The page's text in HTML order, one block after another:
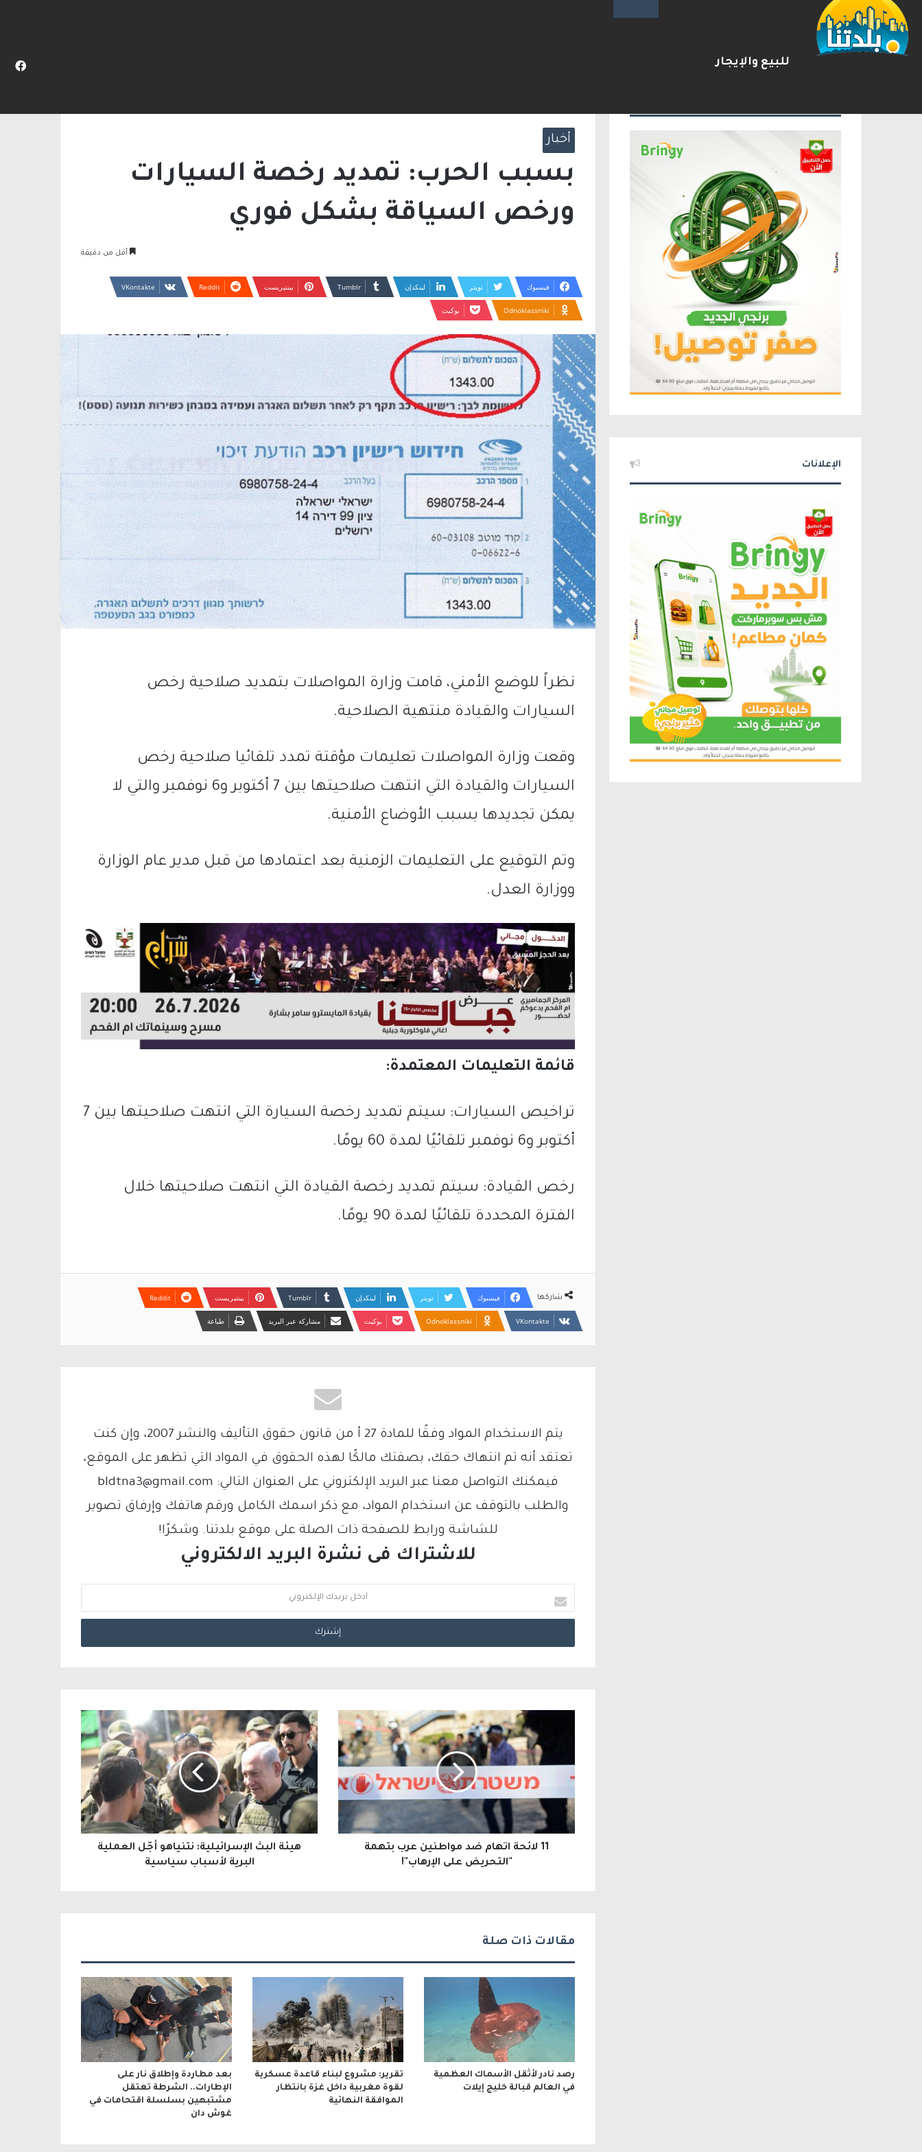
للبيع والإيجار عن
2026-08-06 شريط الأخبار
أخبار
بسبب الحرب: تمديد رخصة السيارات
ورخص السياقة بشكل فوري
أقل من دقيقة
فيسبوك تويتر لينكدإن بينتيريست
Odnoklassniki بوكيت
نظراً للوضع الأمني، قامت وزارة المواصلات بتمديد صلاحية رخص
السيارات والقيادة منتهية الصلاحية.
وقعت وزارة المواصلات تعليمات مؤقتة تمدد تلقائيا صلاحية رخص
السيارات والقيادة التي انتهت صلاحيتها بين 7 أكتوبر و6 نوفمبر والتي لا
يمكن تجديدها بسبب الأوضاع الأمنية.
وتم التوقيع على التعليمات الزمنية بعد اعتمادها من قبل مدير عام الوزارة
ووزارة العدل.
قائمة التعليمات المعتمدة:
تراخيص السيارات: سيتم تمديد رخصة السيارة التي انتهت صلاحيتها بين 7
أكتوبر و6 نوفمبر تلقائيًا لمدة 60 يومًا.
رخص القيادة: سيتم تمديد رخصة القيادة التي انتهت صلاحيتها خلال
الفترة المحددة تلقائيًا لمدة 90 يومًا.
شاركها فيسبوك تويتر لينكدإن بينتيريست
Odnoklassniki بوكيت مشاركة عبر البريد طباعة
يتم الاستخدام المواد وفقًا للمادة 27 أ من قانون حقوق التأليف والنشر 2007، وإن كنت
تعتقد أنه تم انتهاك حقك، بصفتك مالكًا لهذه الحقوق في المواد التي تظهر على الموقع،
فيمكنك التواصل معنا عبر البريد الإلكتروني على العنوان التالي: bldtna3@gmail.com
والطلب بالتوقف عن استخدام المواد، مع ذكر اسمك الكامل ورقم هاتفك وإرفاق تصوير
للشاشة ورابط للصفحة ذات الصلة على موقع بلدتنا. وشكرًا!
للاشتراك فى نشرة البريد الالكتروني
د
خ
ل
ب
د
ك
ا
ل
و
11 لائحة اتهام ضد مواطنين عرب بتهمة
"التحريض على الإرهاب"!
هيئة البث الإسرائيلية: نتنياهو أجّل العملية
البرية لأسباب سياسية
مقالات ذات صلة
رصد نادر لأثقل الأسماك العظمية
في العالم قبالة خليج إيلات
تقرير: مشروع لبناء قاعدة عسكرية
لقوة مغربية داخل غزة بانتظار
الموافقة النهائية
بعد مطاردة وإطلاق نار على
الإطارات.. الشرطة تعتقل
مشتبهين بسلسلة اقتحامات في
غوش دان
الإعلانات